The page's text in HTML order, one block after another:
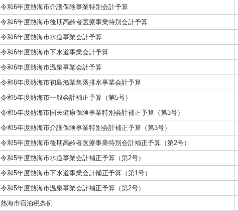
令和6年度熱海市介護保険事業特別会計予算
令和6年度熱海市後期高齢者医療事業特別会計予算
令和6年度熱海市水道事業会計予算
令和6年度熱海市下水道事業会計予算
令和6年度熱海市温泉事業会計予算
令和6年度熱海市初島漁業集落排水事業会計予算
令和5年度熱海市一般会計補正予算（第5号）
令和5年度熱海市国民健康保険事業特別会計補正予算（第3号）
令和5年度熱海市介護保険事業特別会計補正予算（第3号）
令和5年度熱海市後期高齢者医療事業特別会計補正予算（第2号）
令和5年度熱海市水道事業会計補正予算（第2号）
令和5年度熱海市下水道事業会計補正予算（第1号）
令和5年度熱海市温泉事業会計補正予算（第2号）
熱海市宿泊税条例